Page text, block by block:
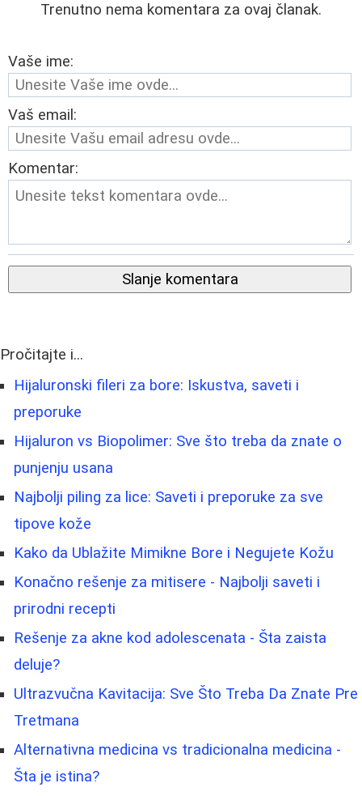
Trenutno nema komentara za ovaj članak.
Vaše ime:
Vaš email:
Komentar:
Slanje komentara
Pročitajte i...
Hijaluronski fileri za bore: Iskustva, saveti i
preporuke
Hijaluron vs Biopolimer: Sve što treba da znate o
punjenju usana
Najbolji piling za lice: Saveti i preporuke za sve
tipove kože
Kako da Ublažite Mimikne Bore i Negujete Kožu
Konačno rešenje za mitisere - Najbolji saveti i
prirodni recepti
Rešenje za akne kod adolescenata - Šta zaista
deluje?
Ultrazvučna Kavitacija: Sve Što Treba Da Znate Pre
Tretmana
Alternativna medicina vs tradicionalna medicina -
Šta je istina?